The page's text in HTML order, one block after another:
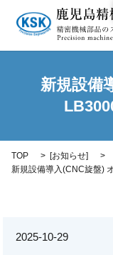
新規設備
TOP [お知らせ]
新規設備導入(CNC旋盤)
2025-10-29